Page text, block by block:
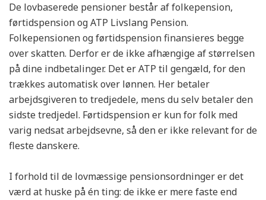
De lovbaserede pensioner består af folkepension,
førtidspension og ATP Livslang Pension.
Folkepensionen og førtidspension finansieres begge
over skatten. Derfor er de ikke afhængige af størrelsen
på dine indbetalinger. Det er ATP til gengæld, for den
trækkes automatisk over lønnen. Her betaler
arbejdsgiveren to tredjedele, mens du selv betaler den
sidste tredjedel. Førtidspension er kun for folk med
varig nedsat arbejdsevne, så den er ikke relevant for de
fleste danskere.
I forhold til de lovmæssige pensionsordninger er det
værd at huske på én ting: de ikke er mere faste end